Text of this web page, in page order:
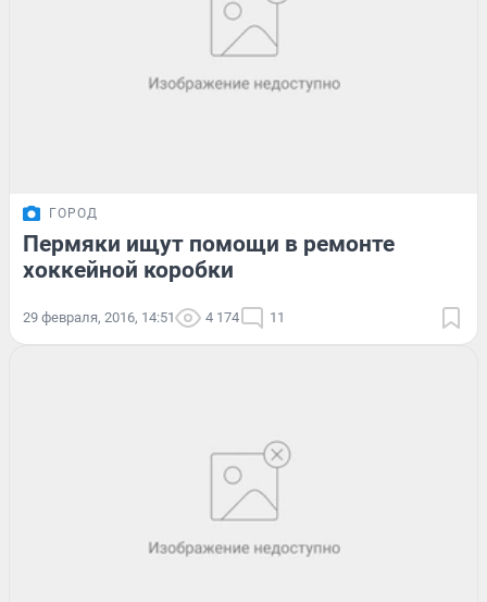
ГОРОД
Пермяки ищут помощи в ремонте
хоккейной коробки
29 февраля, 2016, 14:51 4 174 11